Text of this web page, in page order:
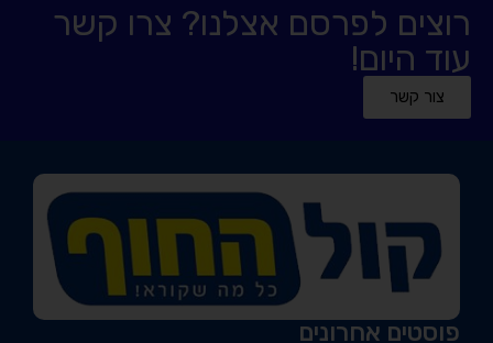
רוצים לפרסם אצלנו? צרו קשר
עוד היום!
צור קשר
פוסטים אחרונים